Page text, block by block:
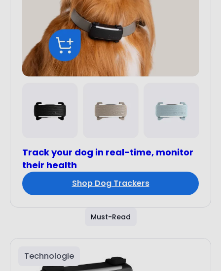
Track your dog in real-time, monitor
their health
Shop Dog Trackers
Must-Read
Technologie